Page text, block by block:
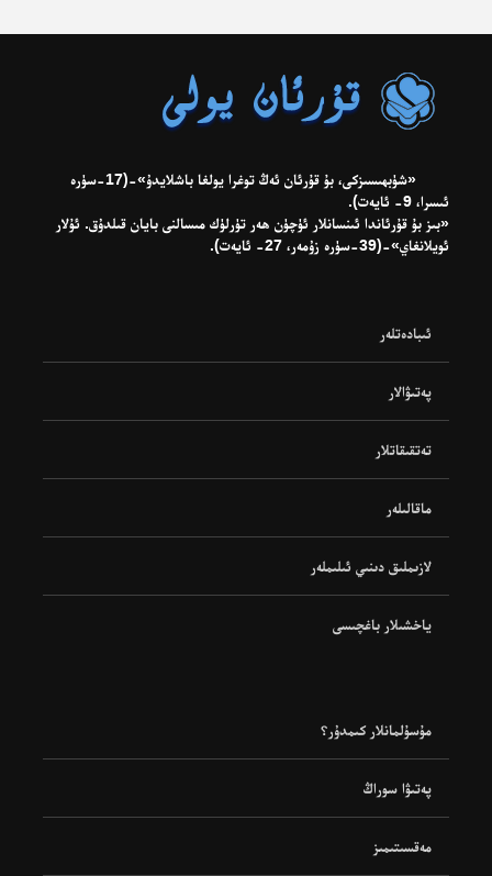
«شۈبھىسىزكى، بۇ قۇرئان ئەڭ توغرا يولغا باشلايدۇ»-(17-سۈرە
ئىسرا، 9- ئايەت).
«بىز بۇ قۇرئاندا ئىنسانلار ئۈچۈن ھەر تۈرلۈك مىسالنى بايان قىلدۇق. ئۇلار
ئويلانغاي»-(39-سۈرە زۇمەر، 27- ئايەت).
ئىبادەتلەر
پەتىۋالار
تەتقىقاتلار
ماقالىلەر
لازىملىق دىنىي ئىلىملەر
ياخشىلار باغچىسى
مۇسۇلمانلار كىمدۇر؟
پەتىۋا سوراڭ
مەقسىتىمىز